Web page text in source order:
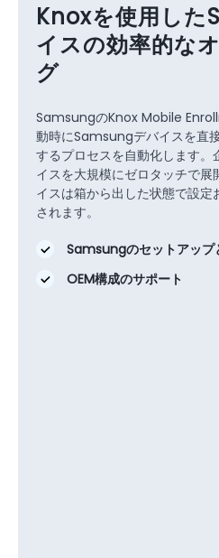
Knoxを使用し
イスの効率的な
グ
SamsungのKnox Mobile
動時にSamsungデバイスを直
するプロセスを自動化します
イスを大規模にゼロタッチで
イスは箱から出した状態で設
されます。
Samsungのセットアップ
OEM構成のサポート